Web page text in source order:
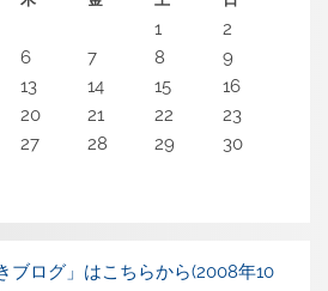
1
2
6 7 8
9
13 14 15
16
20 21 22
23
27 28 29
30
ブログ」はこちらから(2008年10